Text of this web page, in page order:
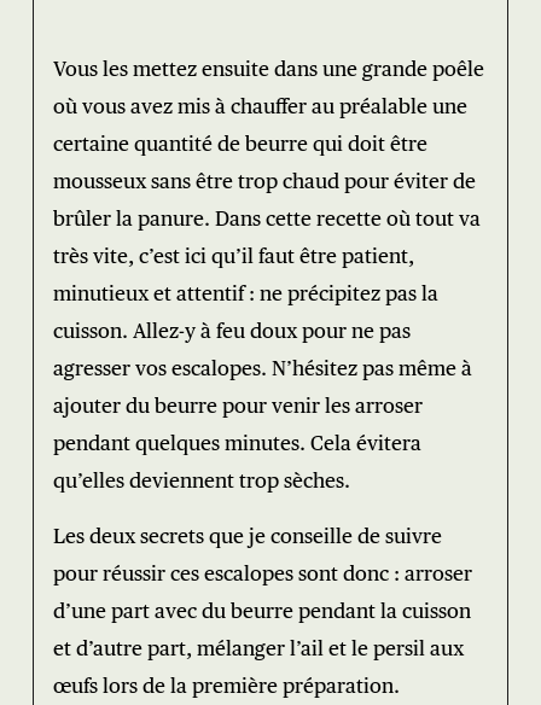
Vous les mettez ensuite dans une grande poêle
où vous avez mis à chauffer au préalable une
certaine quantité de beurre qui doit être
mousseux sans être trop chaud pour éviter de
brûler la panure. Dans cette recette où tout va
très vite, c’est ici qu’il faut être patient,
minutieux et attentif : ne précipitez pas la
cuisson. Allez-y à feu doux pour ne pas
agresser vos escalopes. N’hésitez pas même à
ajouter du beurre pour venir les arroser
pendant quelques minutes. Cela évitera
qu’elles deviennent trop sèches.
Les deux secrets que je conseille de suivre
pour réussir ces escalopes sont donc : arroser
d’une part avec du beurre pendant la cuisson
et d’autre part, mélanger l’ail et le persil aux
œufs lors de la première préparation.